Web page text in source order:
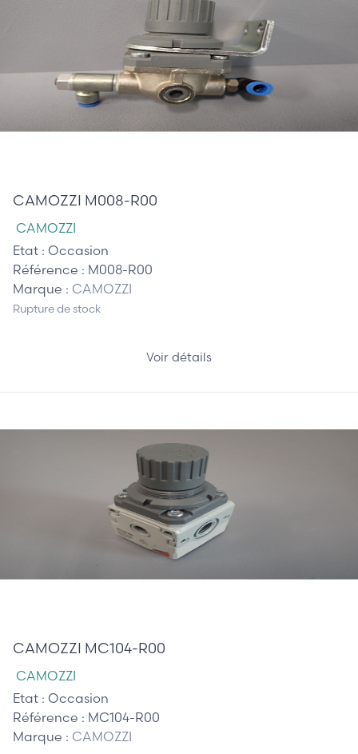
CAMOZZI M008-R00
CAMOZZI
Etat : Occasion
Référence : M008-R00
Marque : CAMOZZI
Rupture de stock
Voir détails
CAMOZZI MC104-R00
CAMOZZI
Etat : Occasion
Référence : MC104-R00
Marque : CAMOZZI